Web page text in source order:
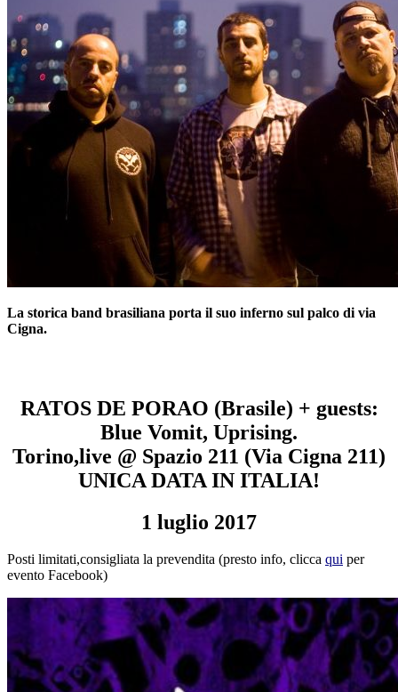
La storica band brasiliana porta il suo inferno sul palco di via
Cigna.
RATOS DE PORAO (Brasile) + guests:
Blue Vomit, Uprising.
Torino,live @ Spazio 211 (Via Cigna 211)
UNICA DATA IN ITALIA!
1 luglio 2017
Posti limitati,consigliata la prevendita (presto info, clicca qui per
evento Facebook)